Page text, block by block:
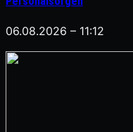
06.08.2026 – 11:12